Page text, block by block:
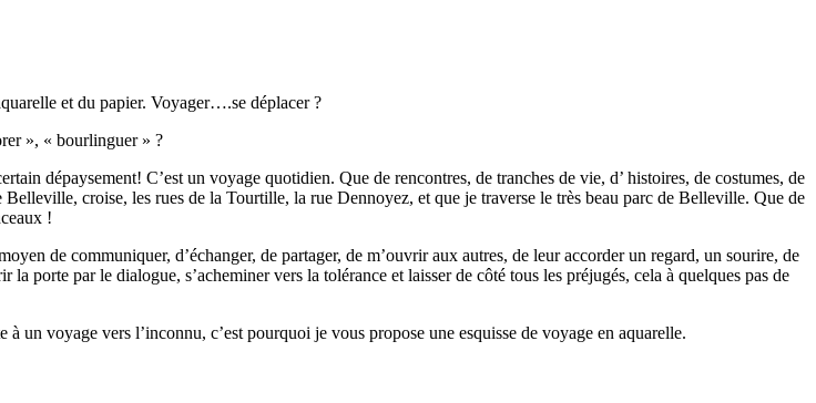
et du papier. Voyager….se déplacer ?
», « bourlinguer » ?
dépaysement! C’est un voyage quotidien. Que de rencontres, de tranches de vie, d’ histoires, de costumes, de
croise, les rues de la Tourtille, la rue Dennoyez, et que je traverse le très beau parc de Belleville. Que de
!
de communiquer, d’échanger, de partager, de m’ouvrir aux autres, de leur accorder un regard, un sourire, de
porte par le dialogue, s’acheminer vers la tolérance et laisser de côté tous les préjugés, cela à quelques pas de
un voyage vers l’inconnu, c’est pourquoi je vous propose une esquisse de voyage en aquarelle.